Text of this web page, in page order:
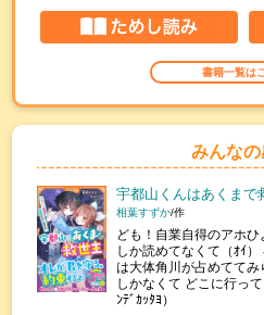
書籍一覧は
みんなの
宇都山くんはあくまで
相葉すずか/作
ども！自業自得のアホ
しか読めてなくて（ｵｲ
は大体角川が占めてて
しかなくて どこに行っ
ﾝﾃﾞｶｯﾀﾖ）